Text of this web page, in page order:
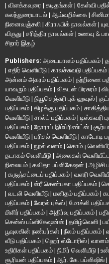
| விளக்கவுரை | கடிதங்கள் | கேள்வி
கலந்துரையாடல் | ஆய்வறிக்கை |
நினைவஞ்சலி | கிராஃபிக் நாவல்கள் |
விருது | சரித்திர நாவல்கள் | உணவு &
சிறார் இதழ்
Publishers: அடையாளம் பதிப்பகம் |
| எதிர் வெளியீடு | காலச்சுவடு பதிப்பகம் |
அன்னம் அகரம் பதிப்பகம் | நற்றிணை
யாவரும் பதிப்பகம் | விகடன் பிரசுரம் |
வெளியீடு | நியூசெஞ்சுரி புக் ஹவுஸ் |
பதிப்பகம் | கிழக்கு பதிப்பகம் |
வெளியீடு | சால்ட் பதிப்பகம் | டிஸ்கவரி
பதிப்பகம் | நோராப் இம்ப்ரிண்ட்ஸ் |
வெளியீடு | பரிசல் வெளியீடு | காடோடி
பதிப்பகம் | நூல் வனம் | கொம்பு
தடாகம் வெளியீடு | அலைகள்
நிலையம் | கவிதா பப்ளிகேஷன் | அழிசி
| கருஞ்சட்டைப் பதிப்பகம் | வளரி
பதிப்பகம் | ஸ்ரீ செண்பகா பதிப்பகம் |
| வடலி வெளியீடு | மனிதம் பதிப்பகம் |
பதிப்பகம் | வேரல் புக்ஸ் | மோக்லி
மிளிர் பதிப்பகம் | அதிர்வு பதிப்பகம் |
சென்ஸ் பப்ளிகேஷன்ஸ் | தமிழ்வெளி |
பூவுலகின் நண்பர்கள் | நீலம் பதிப்பகம் |
வீடு பதிப்பகம் | ஹெர் ஸ்டோரிஸ் | வானம்
உதிரிகள் பதிப்பகம் | நிமிர் வெளியீடு |
சூரியன் பதிப்பகம் | ஆர். கே. பப்ளிஷிங் |